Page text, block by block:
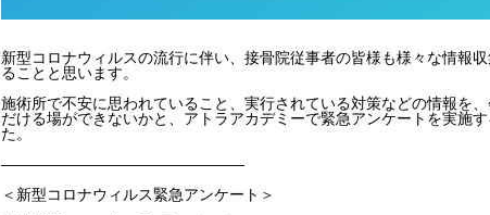
新型コロナウィルスの流行に伴い、接骨院従事者の皆様も様々な情報
ることと思います。
施術所で不安に思われていること、実行されている対策などの情報を
だける場ができないかと、アトラアカデミーで緊急アンケートを実施
た。
――――――――――――――――
＜新型コロナウィルス緊急アンケート＞